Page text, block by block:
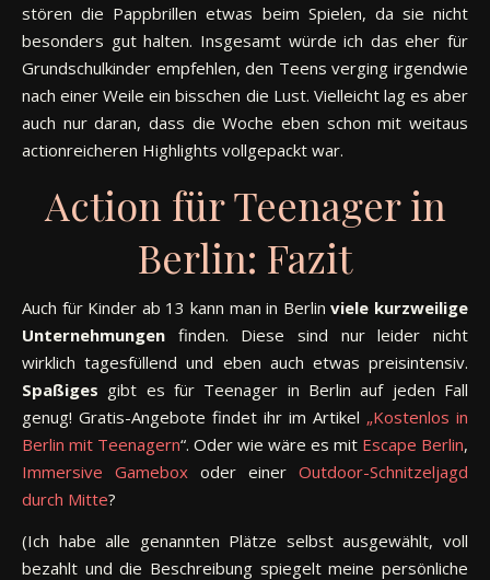
stören die Pappbrillen etwas beim Spielen, da sie nicht
besonders gut halten. Insgesamt würde ich das eher für
Grundschulkinder empfehlen, den Teens verging irgendwie
nach einer Weile ein bisschen die Lust. Vielleicht lag es aber
auch nur daran, dass die Woche eben schon mit weitaus
actionreicheren Highlights vollgepackt war.
Action für Teenager in
Berlin: Fazit
Auch für Kinder ab 13 kann man in Berlinviele kurzweilige
Unternehmungen finden. Diese sind nur leider nicht
wirklich tagesfüllend und eben auch etwas preisintensiv.
Spaßiges gibt es für Teenager in Berlin auf jeden Fall
genug! Gratis-Angebote findet ihr im Artikel „Kostenlos in
Berlin mit Teenagern“. Oder wie wäre es mit Escape Berlin,
Immersive Gamebox oder einer Outdoor-Schnitzeljagd
durch Mitte?
(Ich habe alle genannten Plätze selbst ausgewählt, voll
bezahlt und die Beschreibung spiegelt meine persönliche